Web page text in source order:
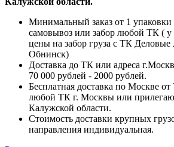
Минимальный заказ от 1 упаковки
самовывоз или забор любой ТК (
цены на забор груза с ТК
Обнинск)
Доставка до ТК или адреса
70 000 рублей - 2000 рублей.
Бесплатная доставка по Москве от
любой ТК г. Москвы или
Калужской области.
Стоимость доставки крупных
направления индивидуальная.